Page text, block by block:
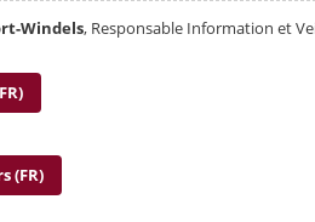
Windels, Responsable Information et
(FR)